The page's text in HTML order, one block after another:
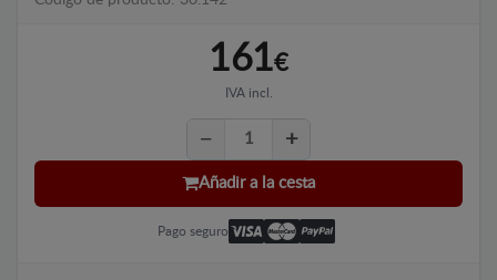
161€
IVA incl.
Añadir a la cesta
Pago seguro